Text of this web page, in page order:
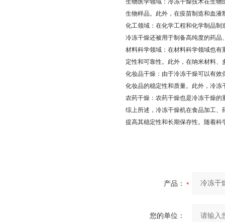
生物医学领域：冷冻干燥技术在生
生物样品。此外，在疫苗制造和血
化工领域：在化学工程和化学制品
冷冻干燥还被用于制备高纯度的药品
材料科学领域：在材料科学领域也
定性和可靠性。此外，在纳米材料
化妆品干燥：由于冷冻干燥可以有
化妆品的稳定性和质量。此外，冷
农药干燥：农药干燥也是冷冻干燥
综上所述，冷冻干燥机在食品加工
提高其稳定性和长期保存性。随着
产品：
您的单位：